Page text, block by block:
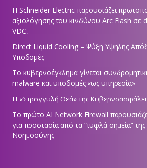
Η Schneider Electric παρουσιάζει
αξιολόγησης του κινδύνου Arc Flash σε
VDC,
Direct Liquid Cooling – Ψύξη Υψηλής
Υποδομές
Το κυβερνοέγκλημα γίνεται
malware και υποδομές «ως υπηρεσία»
Η «Στρογγυλή Θεά» της
Tο πρώτο AI Network Firewall
για προστασία από τα “τυφλά σημεία”
Νοημοσύνης